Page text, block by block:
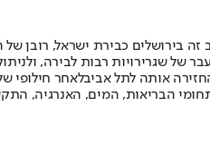
בירושלים כבירת ישראל, רובן של
של שגרירויות רבות לבירה,
אותה לתל אביבלאחר חילופי
הבריאות, המים, האנרגיה,